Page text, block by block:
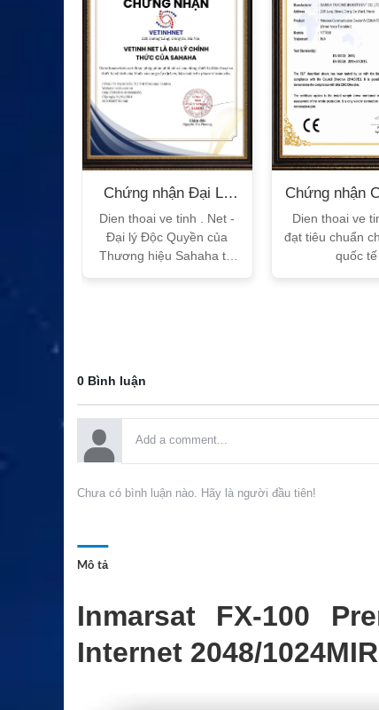
Chứng nhận Đại Lý
Sahaha
Dien thoai ve tinh . Net -
Đại lý Độc Quyền của
Thương hiệu Sahaha tại
Chứng nhận
tế
Dien thoai ve
đạt tiêu chuẩn
quốc tế
0 Bình luận
Chưa có bình luận nào. Hãy là người đầu tiên!
Mô tả
Inmarsat FX-100
Internet 2048/